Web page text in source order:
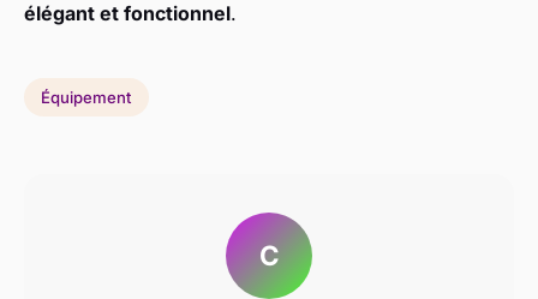
élégant et fonctionnel.
Équipement
C